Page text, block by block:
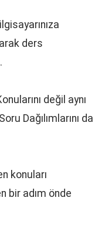
ders
değil aynı
Dağılımlarını da
konuları
bir adım önde